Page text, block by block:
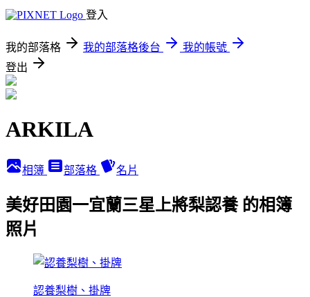
登入
我的部落格 我的部落格後台
我的帳號
登出
ARKILA
相簿 部落格 名片
美好田園一宜蘭三星上將梨認養 的相簿
照片
認養梨樹、掛牌